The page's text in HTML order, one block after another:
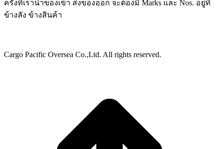
ครั้งที่เรานำของเข้า ส่งของออก จะต้องมี Marks และ Nos. อยู่ที่
ข้างลัง ข้างสินค้า
Cargo Pacific Oversea Co.,Ltd. All rights reserved.